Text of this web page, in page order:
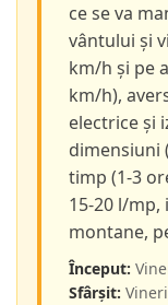
ce se va
vântului și
km/h și pe
km/h),
electrice și
dimensiuni
timp (1-3
15-20 l/mp,
montane,
Început:
Sfârșit: